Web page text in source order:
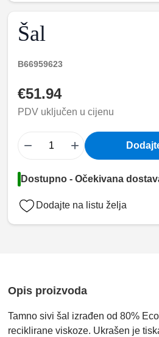
Šal
B66959623
€51.94
PDV uključen u cijenu
− +
Dostupno - Očekivana
Dodajte na listu želja
Opis proizvoda
Tamno sivi šal izrađen od 80%
reciklirane viskoze. Ukrašen je